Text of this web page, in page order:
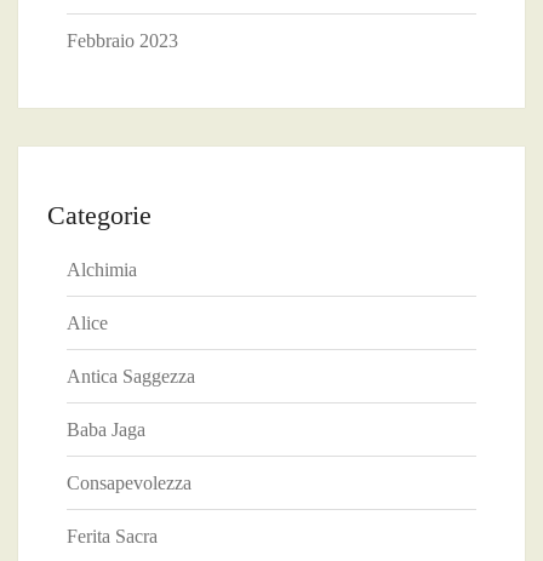
Febbraio 2023
Categorie
Alchimia
Alice
Antica Saggezza
Baba Jaga
Consapevolezza
Ferita Sacra